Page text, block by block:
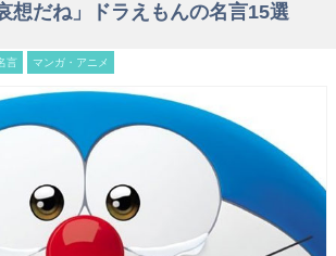
想だね」ドラえもんの名言15選
言 マンガ・アニメ